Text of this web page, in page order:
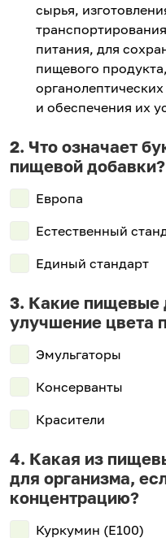
сырья,
питания, для
пищевого
и обеспечения их
Что означает
пищевой добавки?
Европа
Естественный
Единый стандарт
Какие пищевые
улучшение цвета
Эмульгаторы
Консерванты
Красители
Какая из
для организма,
концентрацию?
Куркумин (Е100)